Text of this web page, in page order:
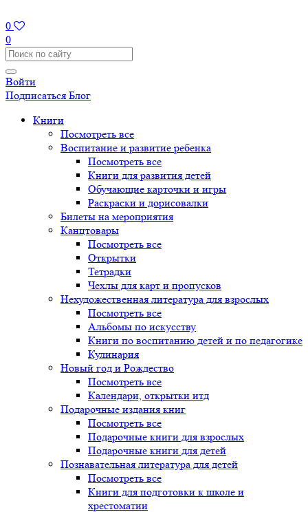
0
0
Войти
Подписаться Блог
Книги
Посмотреть все
Воспитание и развитие ребенка
Посмотреть все
Книги для развития детей
Обучающие карточки и игры
Раскраски и дорисовалки
Билеты на мероприятия
Канцтовары
Посмотреть все
Открытки
Тетрадки
Чехлы для карт и пропусков
Нехудожественная литература для взрослых
Посмотреть все
Альбомы по искусству
Книги по воспитанию детей и по педагогике
Кулинария
Новый год и Рождество
Посмотреть все
Календари, открытки итд
Подарочные издания книг
Посмотреть все
Подарочные книги для взрослых
Подарочные книги для детей
Познавательная литература для детей
Посмотреть все
Книги для подготовки к школе и
хрестоматии